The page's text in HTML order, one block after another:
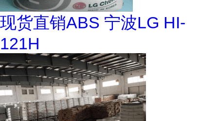
现货直销ABS 宁波LG HI-
121H